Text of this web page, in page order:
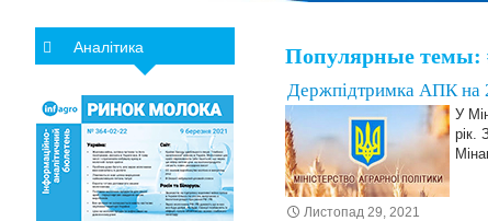
Популярные темы:
Держпідтримка АПК на
У
рік.
Листопад 29, 2021
Аналітика